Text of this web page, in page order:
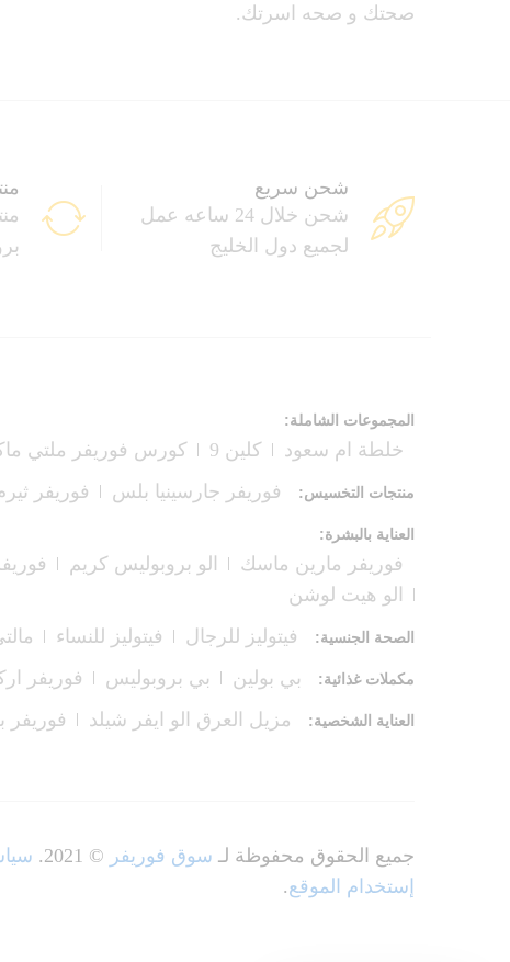
صحتك و صحه اسرتك.
شحن سريع
شحن خلال 24 ساعه عمل
لجميع دول الخليج
المجموعات الشاملة:
خلطة ام سعود كلين 9 كورس فوريفر ملتي
منتجات التخسيس: فوريفر جارسينيا بلس فوريفر
العناية بالبشرة:
فوريفر مارين ماسك الو بروبوليس كريم
الو هيت لوشن
الصحة الجنسية: فيتوليز للرجال فيتوليز للنساء
مكملات غذائية: بي بولين بي بروبوليس فوريفر
العناية الشخصية: مزيل العرق الو ايفر شيلد
جميع الحقوق محفوظة لـ سوق فوريفر © 2021.
إستخدام الموقع.